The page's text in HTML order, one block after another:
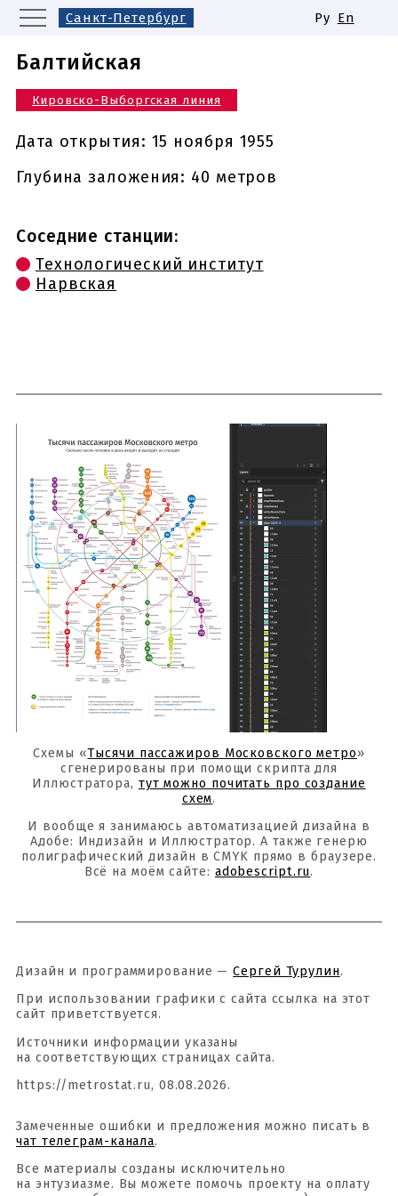
Санкт-Петербург
Казань
Нижний Новгород
Новосибирск
Самара
Одинаковые названия станций
метро
Ру En
Балтийская
Кировско-Выборгская линия
Дата открытия: 15 ноября 1955
Глубина заложения: 40 метров
Соседние станции:
Технологический институт
Нарвская
Схемы «Тысячи пассажиров Московского метро»
сгенерированы при помощи скрипта для
Иллюстратора, тут можно почитать про создание
схем.
И вообще я занимаюсь автоматизацией дизайна в
Адобе: Индизайн и Иллюстратор. А также генерю
полиграфический дизайн в CMYK прямо в браузере.
Всё на моём сайте: adobescript.ru.
Дизайн и программирование —Сергей Турулин.
При использовании графики с сайта ссылка на этот
сайт приветствуется.
Источники информации указаны
на соответствующих страницах сайта.
https://metrostat.ru, 08.08.2026.
Замеченные ошибки и предложения можно писать в
чат телеграм-канала.
Все материалы созданы исключительно
на энтузиазме. Вы можете помочь проекту на оплату